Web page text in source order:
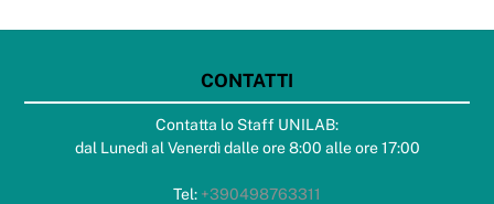
CONTATTI
Contatta lo Staff UNILAB:
dal Lunedì al Venerdì dalle ore 8:00 alle ore 17:00
Tel: +390498763311